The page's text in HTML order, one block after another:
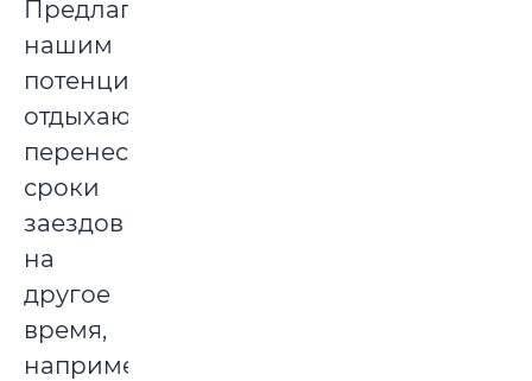
Предлагаем
нашим
потенциальным
отдыхающим
перенести
сроки
заездов
на
другое
время,
например,